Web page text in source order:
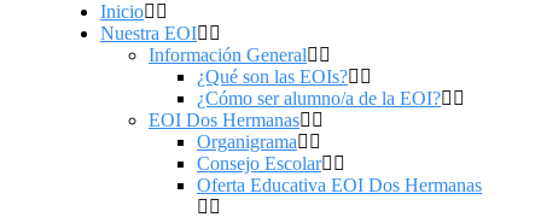
Inicio
Nuestra EOI
Información General
¿Qué son las EOIs?
¿Cómo ser alumno/a de la EOI?
EOI Dos Hermanas
Organigrama
Consejo Escolar
Oferta Educativa EOI Dos Hermanas